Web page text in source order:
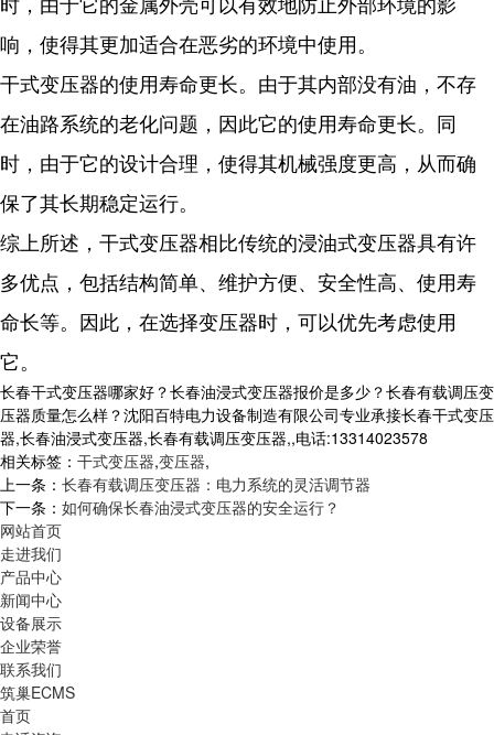
响，使得其更加适合在恶劣的环境中使用。
干式变压器的使用寿命更长。由于其内部没有油，不存
在油路系统的老化问题，因此它的使用寿命更长。同
时，由于它的设计合理，使得其机械强度更高，从而确
保了其长期稳定运行。
综上所述，干式变压器相比传统的浸油式变压器具有许
多优点，包括结构简单、维护方便、安全性高、使用寿
命长等。因此，在选择变压器时，可以优先考虑使用
它。
长春干式变压器哪家好？长春油浸式变压器报价是多少？长春有载调压变
压器质量怎么样？沈阳百特电力设备制造有限公司专业承接长春干式变压
器,长春油浸式变压器,长春有载调压变压器,,电话:13314023578
相关标签： 干式变压器,变压器,
上一条： 长春有载调压变压器：电力系统的灵活调节器
下一条： 如何确保长春油浸式变压器的安全运行？
网站首页
走进我们
产品中心
新闻中心
设备展示
企业荣誉
联系我们
筑巢ECMS
首页